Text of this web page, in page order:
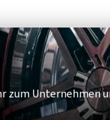
zum Unternehmen